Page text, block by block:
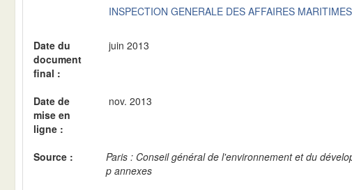
INSPECTION GENERALE DES AFFAIRES
Date du
document
final :
juin 2013
Date de
mise en
ligne :
nov. 2013
Source :
Paris : Conseil général de l'environnement et du
p annexes